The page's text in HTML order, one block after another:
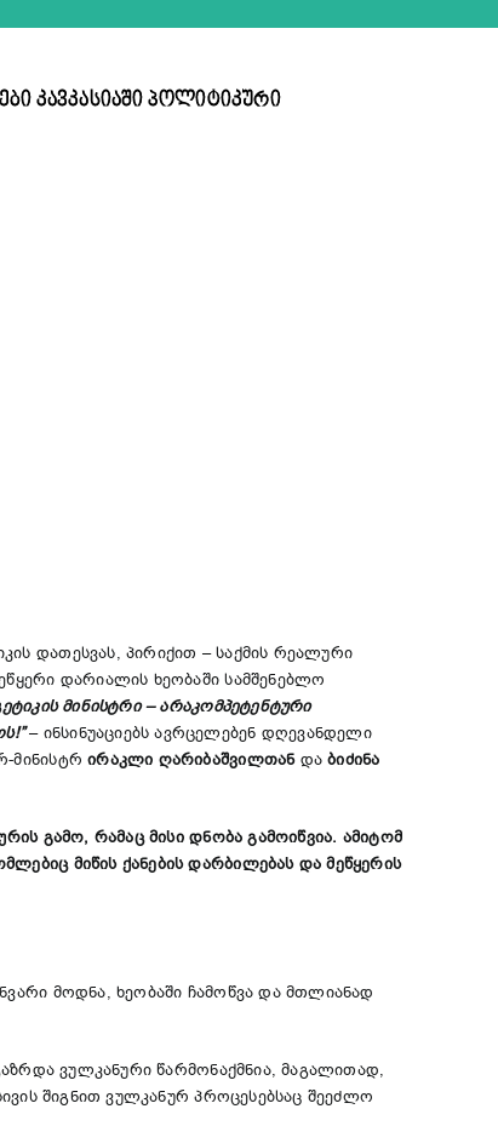
კავკასიაში პოლიტიკური
დათესვას, პირიქით – საქმის რეალური
დარიალის ხეობაში სამშენებლო
მინისტრი – არაკომპეტენტური
– ინსინუაციებს ავრცელებენ დღევანდელი
მინისტრირაკლი ღარიბაშვილთანდაბიძინა
გამო, რამაც მისი დნობა გამოიწვია. ამიტომ
მიწის ქანების დარბილებას და მეწყერის
მოდნა, ხეობაში ჩამოწვა და მთლიანად
ვულკანური წარმონაქმნია, მაგალითად,
შიგნით ვულკანურ პროცესებსაც შეეძლო